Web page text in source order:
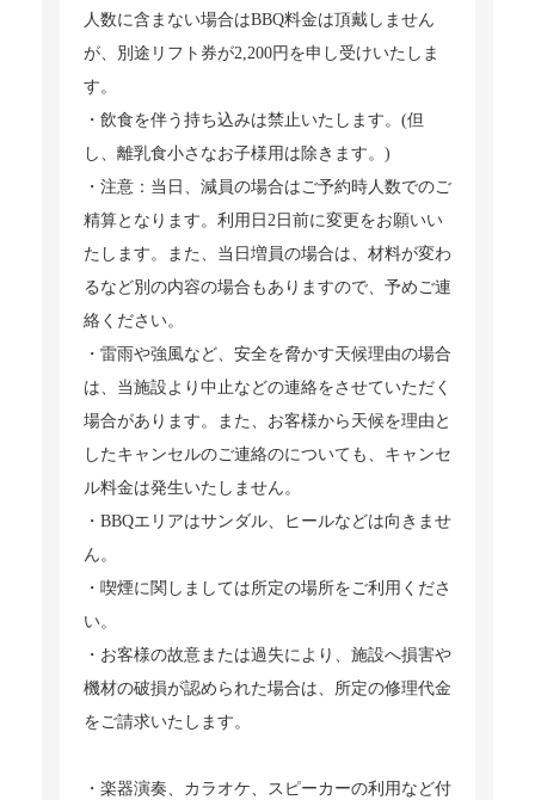
人数に含まない場合はBBQ料金は頂戴しません
が、別途リフト券が2,200円を申し受けいたしま
す。
・飲食を伴う持ち込みは禁止いたします。(但
し、離乳食小さなお子様用は除きます。)
・注意：当日、減員の場合はご予約時人数でのご
精算となります。利用日2日前に変更をお願いい
たします。また、当日増員の場合は、材料が変わ
るなど別の内容の場合もありますので、予めご連
絡ください。
・雷雨や強風など、安全を脅かす天候理由の場合
は、当施設より中止などの連絡をさせていただく
場合があります。また、お客様から天候を理由と
したキャンセルのご連絡のについても、キャンセ
ル料金は発生いたしません。
・BBQエリアはサンダル、ヒールなどは向きませ
ん。
・喫煙に関しましては所定の場所をご利用くださ
い。
・お客様の故意または過失により、施設へ損害や
機材の破損が認められた場合は、所定の修理代金
をご請求いたします。
・楽器演奏、カラオケ、スピーカーの利用など付